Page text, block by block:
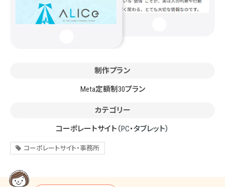
制作プラン
Meta定額制30プラン
カテゴリー
コーポレートサイト （PC・タブレット）
コーポレートサイト・事務所